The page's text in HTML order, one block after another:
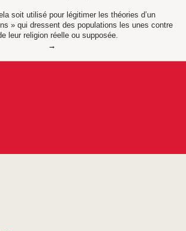
soit utilisé pour légitimer les théories d’un
» qui dressent des populations les unes contre
leur religion réelle ou supposée.